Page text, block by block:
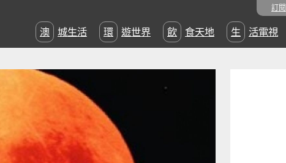
訂閱
澳城生活 環遊世界 飲食天地 生活電視